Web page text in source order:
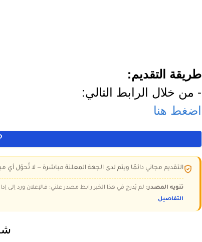
طريقة التقديم:
- من خلال الرابط التالي:
اضغط هنا
التقديم مجاني دائمًا ويتم لدى الجهة المعلنة مباشرة — لا تُحوّل أي
تنويه المصدر: لم يُدرج في هذا الخبر رابط مصدر علني؛ فالإعلان ورد إلى
التفاصيل